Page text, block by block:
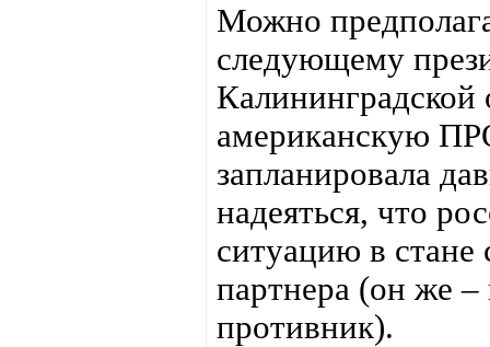
Можно
следующему
Калининградской
американскую
запланировала
надеяться, что
ситуацию в стане
партнера (он же –
противник).